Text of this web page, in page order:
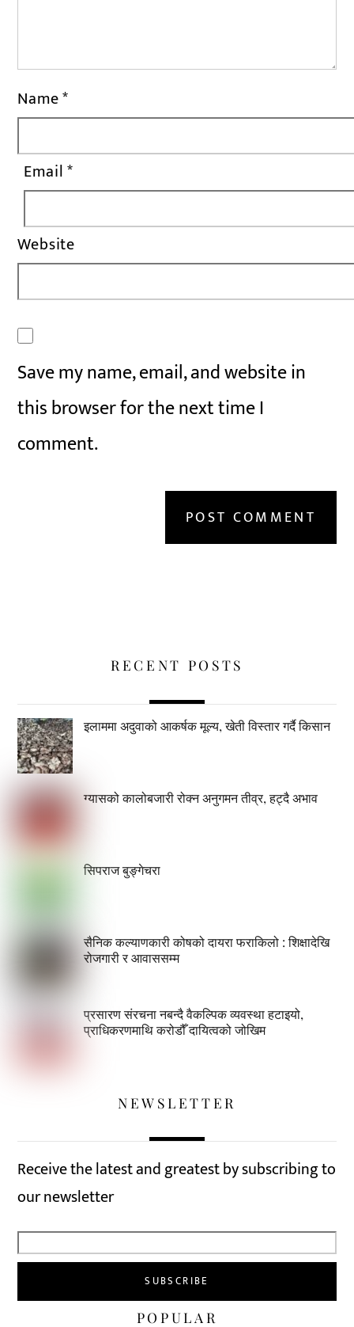
Name*
Email*
Website
Save my name, email, and website in
this browser for the next time I
comment.
RECENT POSTS
इलाममा अदुवाको आकर्षक मूल्य, खेती विस्तार गर्दै किसान
ग्यासको कालोबजारी रोक्न अनुगमन तीव्र, हट्दै अभाव
सिपराज बुङ्गेचरा
सैनिक कल्याणकारी कोषको दायरा फराकिलो : शिक्षादेखि
रोजगारी र आवाससम्म
प्रसारण संरचना नबन्दै वैकल्पिक व्यवस्था हटाइयो,
प्राधिकरणमाथि करोडौँ दायित्वको जोखिम
NEWSLETTER
Receive the latest and greatest by subscribing to
our newsletter
POPULAR